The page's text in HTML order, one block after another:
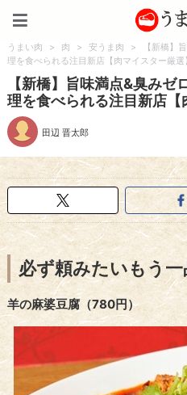
うまい肉 > 肉 > 安うま肉 >
【新橋】
理を食べられる注目新店【肉マイスター厳選
【新橋】旨味満点&臭み
理を食べられる注目新店【
田辺 晋太郎
必ず頼みたいもう一
羊の麻婆豆腐（780円）